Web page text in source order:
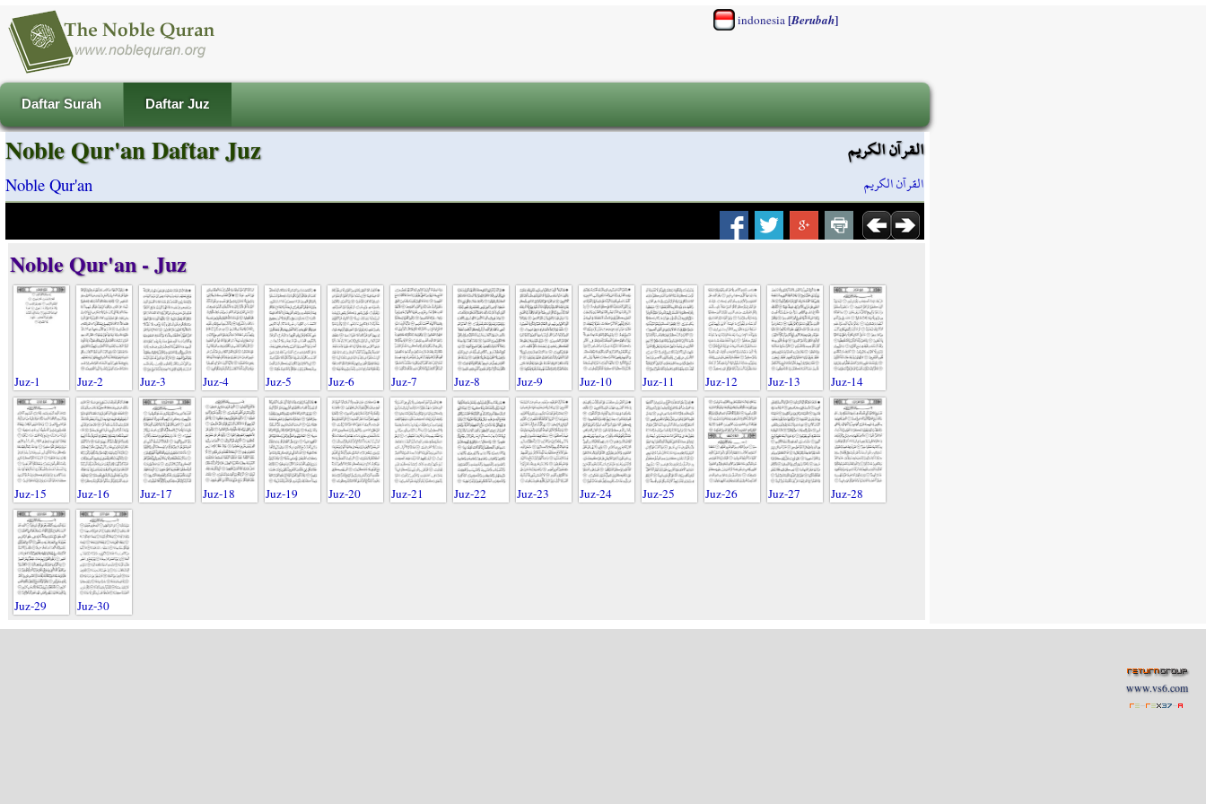
indonesia[Berubah]
Daftar Surah Daftar Juz
القرآن الكريم
القرآن الكريم
Noble Qur'an Daftar Juz
Noble Qur'an
Noble Qur'an - Juz
Juz-1 Juz-2 Juz-3 Juz-4 Juz-5 Juz-6 Juz-7 Juz-8 Juz-9 Juz-10 Juz-11 Juz-12 Juz-13 Juz-14
Juz-15 Juz-16 Juz-17 Juz-18 Juz-19 Juz-20 Juz-21 Juz-22 Juz-23 Juz-24 Juz-25 Juz-26 Juz-27 Juz-28
Juz-29 Juz-30
www.vs6.com